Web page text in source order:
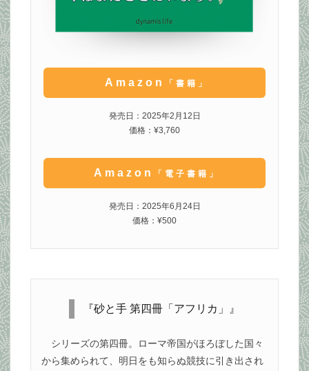
Amazon 「書籍」
発売日：2025年2月12日
価格：¥3,760
Amazon 「電子書籍」
発売日：2025年6月24日
価格：¥500
『砂と手 第四冊「アフリカ」』
シリーズの第四冊。ローマ帝国がほろぼした国々
から集められて、明日をも知らぬ競技に引き出され